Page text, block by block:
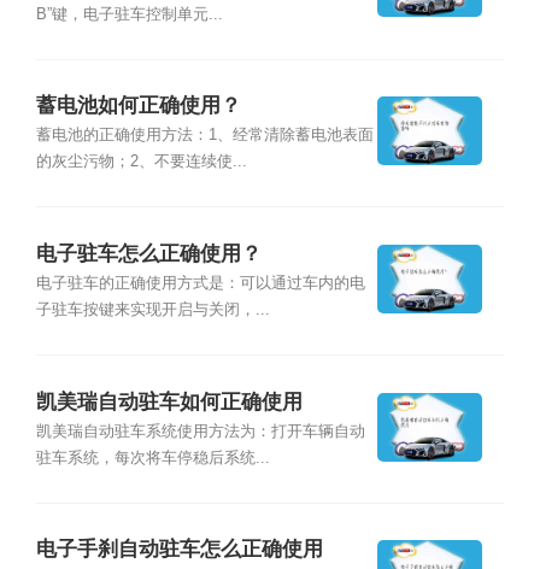
B”键，电子驻车控制单元...
蓄电池如何正确使用？
蓄电池的正确使用方法：1、经常清除蓄电池表面
的灰尘污物；2、不要连续使...
电子驻车怎么正确使用？
电子驻车的正确使用方式是：可以通过车内的电
子驻车按键来实现开启与关闭，...
凯美瑞自动驻车如何正确使用
凯美瑞自动驻车系统使用方法为：打开车辆自动
驻车系统，每次将车停稳后系统...
电子手刹自动驻车怎么正确使用